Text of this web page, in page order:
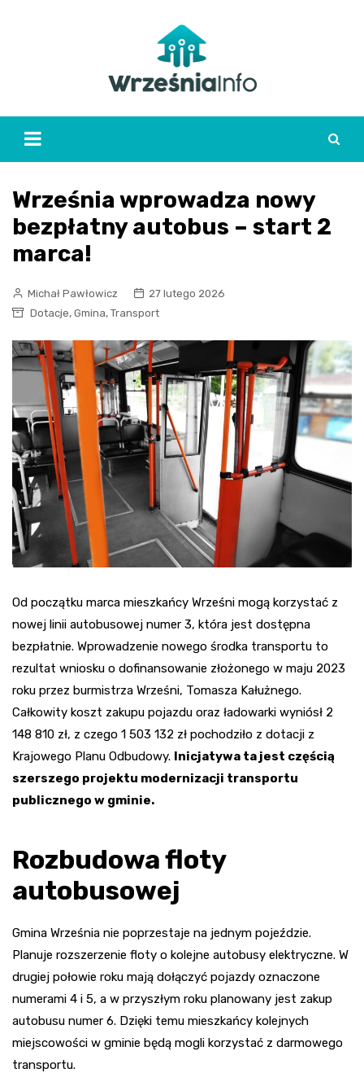
Września wprowadza nowy
bezpłatny autobus – start 2
marca!
Michał Pawłowicz
27 lutego 2026
Dotacje, Gmina, Transport
Od początku marca mieszkańcy Wrześni mogą korzystać z
nowej linii autobusowej numer 3, która jest dostępna
bezpłatnie. Wprowadzenie nowego środka transportu to
rezultat wniosku o dofinansowanie złożonego w maju 2023
roku przez burmistrza Wrześni, Tomasza Kałużnego.
Całkowity koszt zakupu pojazdu oraz ładowarki wyniósł 2
148 810 zł, z czego 1 503 132 zł pochodziło z dotacji z
Krajowego Planu Odbudowy. Inicjatywa ta jest częścią
szerszego projektu modernizacji transportu
publicznego w gminie.
Rozbudowa floty
autobusowej
Gmina Września nie poprzestaje na jednym pojeździe.
Planuje rozszerzenie floty o kolejne autobusy elektryczne. W
drugiej połowie roku mają dołączyć pojazdy oznaczone
numerami 4 i 5, a w przyszłym roku planowany jest zakup
autobusu numer 6. Dzięki temu mieszkańcy kolejnych
miejscowości w gminie będą mogli korzystać z darmowego
transportu.